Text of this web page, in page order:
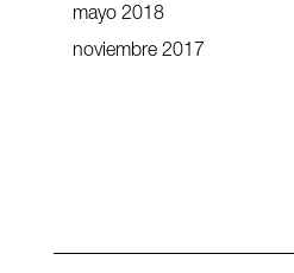
mayo 2018
noviembre 2017